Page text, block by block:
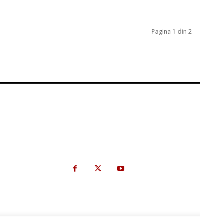
Pagina 1 din 2